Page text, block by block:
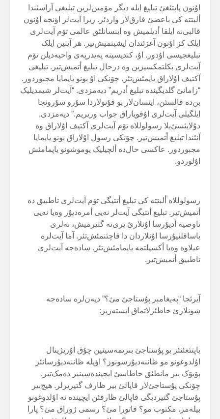
اۇنون یاپتئغئ تبلیغ ایلە دیگر مۆمین‌لرین تبلیغی آراسئندا
ألبتتە کی باعضئ فارق‌لار واردئر. زیرا آیت‌لر اؤنجە اۇنون
قالبی‌نە ایلقا أدیلمیش وە اینسانلئق عالمی تۆم آیت‌لری
ایلک کز اۇنون آغزئندان ایشیتمیش‌تیر. هر آیتین ایلک
تبلیغجیسی اۇدور. اۇ، کندیسینە پەیدرپەی واحیەدیلن تۆم
آیت‌لری بکلتمکسیزین وە درحال تبلیغ أتمیش‌تیر. تبلیغی
آکتیف اۇلاراق یاپمئش‌تئر. چۆنکی اۇ بونو یاپمایا مجبوردور.
“زامانئ گلدیگیندە تبلیغ أدریم” دیەمزدی. “آیت‌لر شیمدیلیک
بن‌دە قالسئن، اینسان‌لار بو قۇنولاردا سۇرو سۇرونجا
ایلگیلی آیت‌لری اۇقویاراق جواب وریریم.” دیەمزدی.
دۇلایئسئ‌یلا رسولوللاە تۆم آیت‌لری آکتیف اۇلاراق وە
آنئندا تبلیغ أتمیش‌تیر. چۆنکی رسول اۇلاراق بونو یاپمایا
مجبوردور. عاکسی حال‌دە ألچیلیک یوموشونو یاپمامئش
اۇلوردو.
رسولوللاە ألبتتە کی تبلیغ أتتیگی تۆم آیت‌لری تاطبیق دە
أتمیش‌تیر. تبلیغ أتتیگی آیت‌لر نەیی أمرەدیۇر وەیا نەیی
تاوصیە أدیۇرسا اۇنلارئ یری‌نە گتیرمیش، نەلری
یاساقلئیۇرسا اۇنلاردان دا قاچئنمئش‌تئر. آما آیت‌لرە
عیلاوە وەیا أکسیلتمە یاپمامئش‌تئر. سادەجە آیت‌لری
تاطبیق أتمیش‌تیر.
آیرئجا “پەیغامبر پۇستاجئ مئ؟” دیەن‌لرە سادەجە
شونلارئ حاطئرلاتماق ایستەریز:
یاپتئغئنئز بو پۇستاجئ بنزتمەسینین چۇق اۇریژینال
اۇلدوغونو مو ظاننەدیۇرسونوز؟ اؤیلە ظاننەدیۇرسانئز
بۆیۆک بیر مانطئق حاطاسئ ایچیندەسینیز دەمک‌تیر.
چۆنکی پۇستاجئ‌لار قاپالئ بیر ظارف گتیریرلر. هیچ‌بیر
پۇستاجئ گتیردیگی قاپالئ ظارفئن ایچیندە نە اۇلدوغونو
بیلەمز. مکتوب مو؟ فاتورا مئ؟ رسمی ژوراق مئ؟ پارا